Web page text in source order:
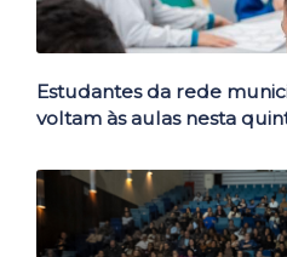
Estudantes da rede
voltam às aulas nesta